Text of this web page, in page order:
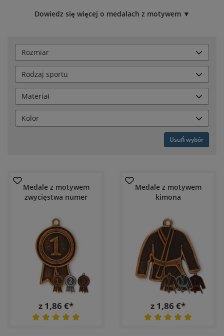
Dowiedz się więcej o medalach z motywem ▼
Rozmiar
Rodzaj sportu
Materiał
Kolor
Usuń wybór
Medale z motywem
zwycięstwa numer
z 1,86 €*
Medale z motywem
kimona
z 1,86 €*